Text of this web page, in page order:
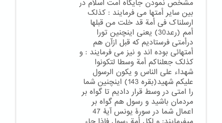
مشخص نمودن جایگاه أمت اسلام در
بین سایر أمتها می فرمایند : کذلک
ارسلناک فی أمة قد خلت من قبلها
أمم (رعد30) یعنی اینچنین تورا
درأمتی فرستادیم که قبل ازآن هم
أمتهائی بوده اند و نیز می فرمایند : و
کذلک جعلناکم أمة وسطا لتکونوا
شهداء علی الناس و یکون الرسول
علیکم شهید(بقره 143) اینچنین شما
را امتی در وسط قرار دادیم تا گواه بر
مردمان باشید و رسول هم گواه بر
اعمال شما در سورۀ یونس آیۀ 47